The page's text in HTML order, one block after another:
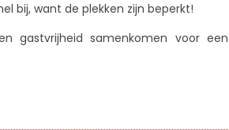
bij, want de plekken zijn beperkt!
gastvrijheid samenkomen voor een